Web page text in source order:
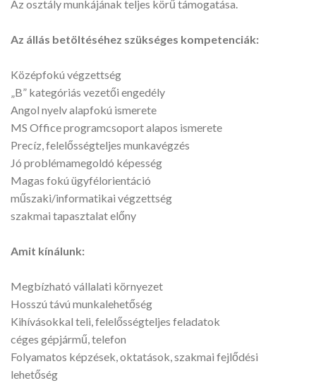
Az osztály munkájának teljes körű támogatása.
Az állás betöltéséhez szükséges kompetenciák:
Középfokú végzettség
„B” kategóriás vezetői engedély
Angol nyelv alapfokú ismerete
MS Office programcsoport alapos ismerete
Precíz, felelősségteljes munkavégzés
Jó problémamegoldó képesség
Magas fokú ügyfélorientáció
műszaki/informatikai végzettség
szakmai tapasztalat előny
Amit kínálunk:
Megbízható vállalati környezet
Hosszú távú munkalehetőség
Kihívásokkal teli, felelősségteljes feladatok
céges gépjármű, telefon
Folyamatos képzések, oktatások, szakmai fejlődési
lehetőség